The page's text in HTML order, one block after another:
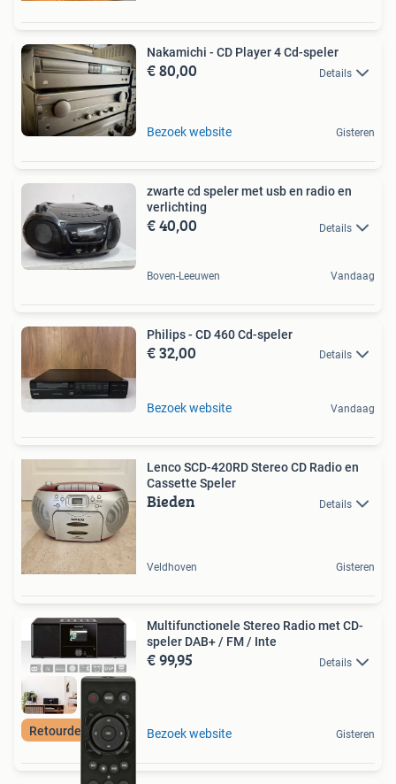
Nakamichi - CD Player 4 Cd-speler
€ 80,00 Details
Bezoek website Gisteren
zwarte cd speler met usb en radio en
verlichting
€ 40,00 Details
Boven-Leeuwen Vandaag
Philips - CD 460 Cd-speler
€ 32,00 Details
Bezoek website Vandaag
Lenco SCD-420RD Stereo CD Radio en
Cassette Speler
Bieden Details
Veldhoven Gisteren
Retourdeal Korting
Multifunctionele Stereo Radio met CD-
speler DAB+ / FM / Inte
€ 99,95 Details
Bezoek website Gisteren